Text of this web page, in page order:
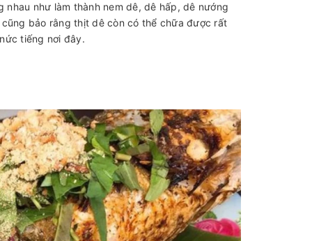
như làm thành nem dê, dê hấp, dê nướng
bảo rằng thịt dê còn có thể chữa được rất
tiếng nơi đây.